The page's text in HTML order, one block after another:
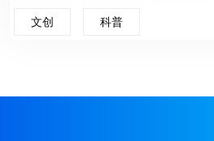
文创 科普